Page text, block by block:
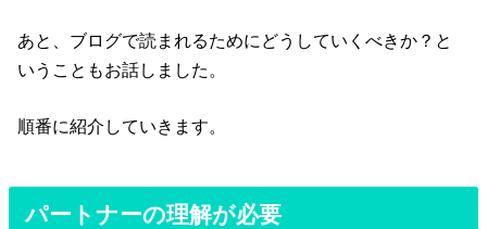
あと、ブログで読まれるためにどうしていくべきか？と
いうこともお話しました。
順番に紹介していきます。
パートナーの理解が必要